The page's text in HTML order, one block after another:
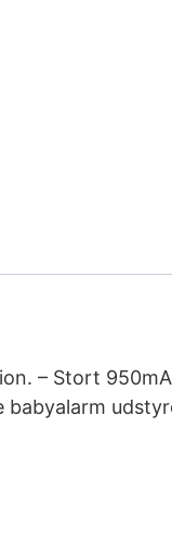
– Stort